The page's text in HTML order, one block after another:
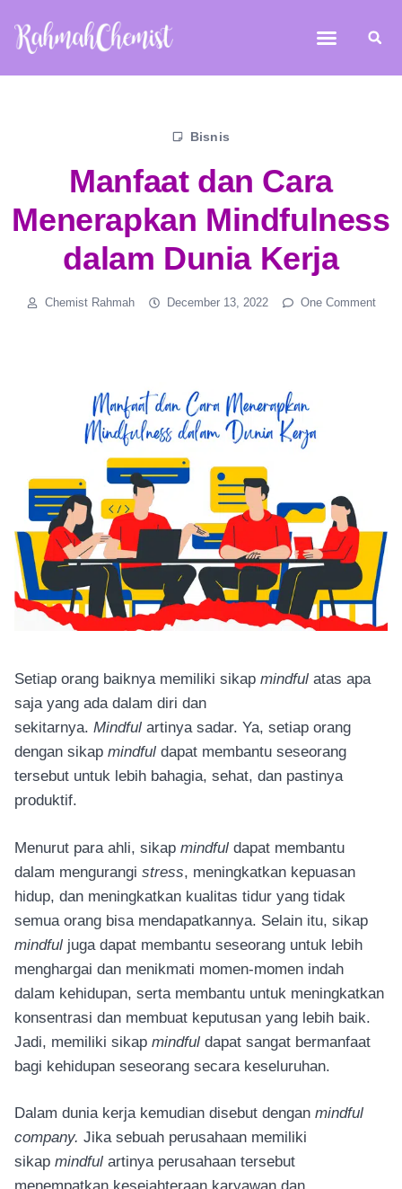
Bisnis
Manfaat dan Cara
Menerapkan Mindfulness
dalam Dunia Kerja
Chemist Rahmah December 13, 2022 One Comment
Setiap orang baiknya memiliki sikap mindful atas apa
saja yang ada dalam diri dan
sekitarnya. Mindful artinya sadar. Ya, setiap orang
dengan sikap mindful dapat membantu seseorang
tersebut untuk lebih bahagia, sehat, dan pastinya
produktif.
Menurut para ahli, sikap mindful dapat membantu
dalam mengurangi stress, meningkatkan kepuasan
hidup, dan meningkatkan kualitas tidur yang tidak
semua orang bisa mendapatkannya. Selain itu, sikap
mindful juga dapat membantu seseorang untuk lebih
menghargai dan menikmati momen-momen indah
dalam kehidupan, serta membantu untuk meningkatkan
konsentrasi dan membuat keputusan yang lebih baik.
Jadi, memiliki sikap mindful dapat sangat bermanfaat
bagi kehidupan seseorang secara keseluruhan.
Dalam dunia kerja kemudian disebut dengan mindful
company. Jika sebuah perusahaan memiliki
sikap mindful artinya perusahaan tersebut